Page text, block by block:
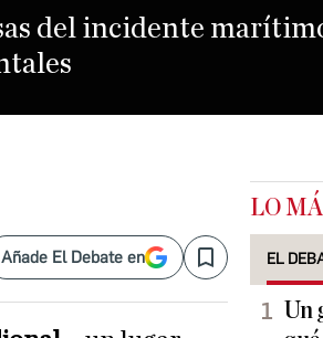
del incidente
Añade El Debate en Save
LO
EL
Un